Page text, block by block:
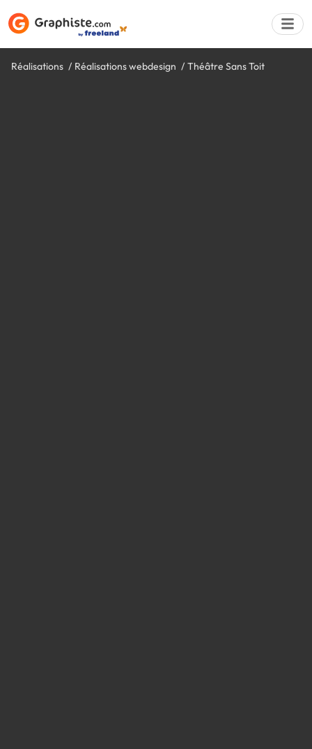
Réalisations Réalisations webdesign Théâtre Sans Toit